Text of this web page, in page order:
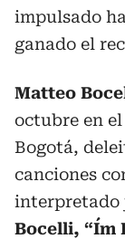
impulsado
ganado el
Matteo
octubre en el
Bogotá,
canciones
interpretado
Bocelli, “I´m